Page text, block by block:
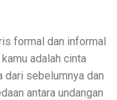
formal dan informal
adalah cinta
dari sebelumnya dan
antara undangan